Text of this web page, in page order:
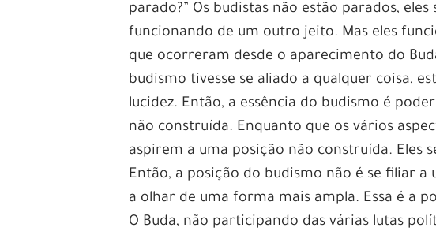
parado?” Os budistas não estão parados,
funcionando de um outro jeito. Mas eles
que ocorreram desde o aparecimento do
budismo tivesse se aliado a qualquer coisa,
lucidez. Então, a essência do budismo é
não construída. Enquanto que os vários
aspirem a uma posição não construída. Eles
Então, a posição do budismo não é se filiar
a olhar de uma forma mais ampla. Essa é a
O Buda, não participando das várias lutas